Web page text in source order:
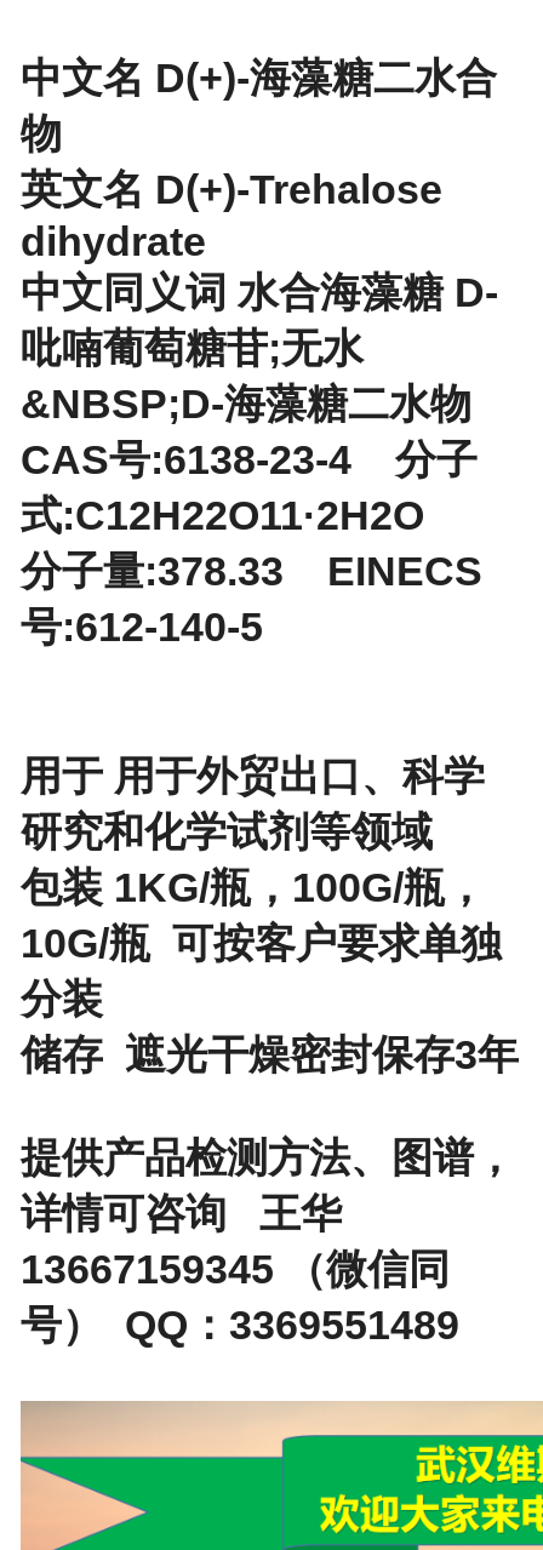
中文名 D(+)-海藻糖二水合
物
英文名 D(+)-Trehalose
dihydrate
中文同义词 水合海藻糖 D-
吡喃葡萄糖苷;无水
&NBSP;D-海藻糖二水物
CAS号:6138-23-4 分子
式:C12H22O11·2H2O
分子量:378.33 EINECS
号:612-140-5
用于 用于外贸出口、科学
研究和化学试剂等领域
包装 1KG/瓶，100G/瓶，
10G/瓶 可按客户要求单独
分装
储存 遮光干燥密封保存3年
提供产品检测方法、图谱，
详情可咨询 王华
13667159345 （微信同
号） QQ：3369551489